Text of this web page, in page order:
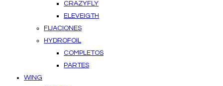
CRAZYFLY
ELEVEIGTH
FIJACIONES
HYDROFOIL
COMPLETOS
PARTES
WING